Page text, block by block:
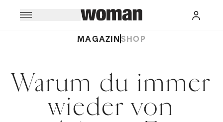
MAGAZINSHOP
Warum du immer
wieder von